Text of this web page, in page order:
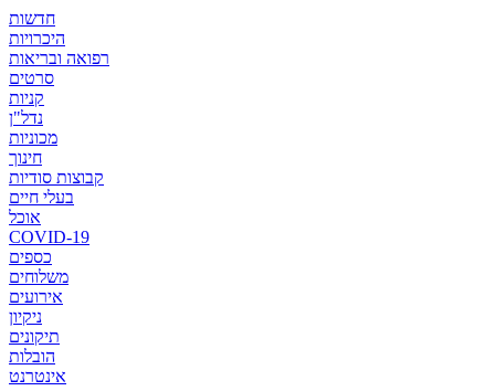
חדשות
היכרויות
רפואה ובריאות
סרטים
קניות
נדל"ן
מכוניות
חינוך
קבוצות סודיות
בעלי חיים
אוכל
COVID-19
כספים
משלוחים
אירועים
ניקיון
תיקונים
הובלות
אינטרנט